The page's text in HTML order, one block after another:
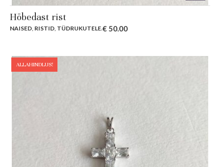
Hõbedast rist
NAISED RISTID TÜDRUKUTELE.€ 50.00
ALLAHINDLUS!